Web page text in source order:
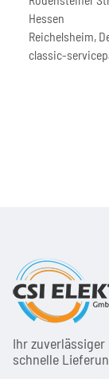
Hessen
Reichelsheim,
classic-
Ihr
schnel­le